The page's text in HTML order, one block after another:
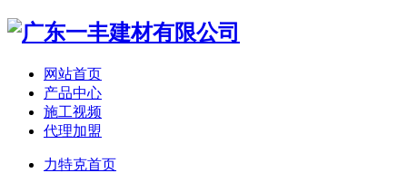
网站首页
产品中心
施工视频
代理加盟
力特克首页